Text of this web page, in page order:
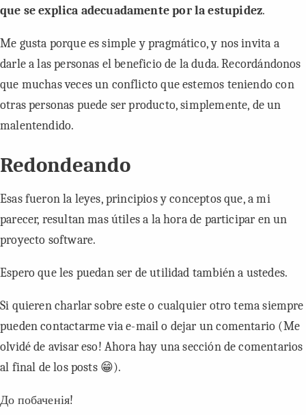
que se explica adecuadamente por la estupidez.
Me gusta porque es simple y pragmático, y nos invita a
darle a las personas el beneficio de la duda. Recordándonos
que muchas veces un conflicto que estemos teniendo con
otras personas puede ser producto, simplemente, de un
malentendido.
Redondeando
Esas fueron la leyes, principios y conceptos que, a mi
parecer, resultan mas útiles a la hora de participar en un
proyecto software.
Espero que les puedan ser de utilidad también a ustedes.
Si quieren charlar sobre este o cualquier otro tema siempre
pueden contactarme viae-mailo dejar un comentario (Me
olvidé de avisar eso! Ahora hay una sección de comentarios
al final de losposts😁).
До побаченія!